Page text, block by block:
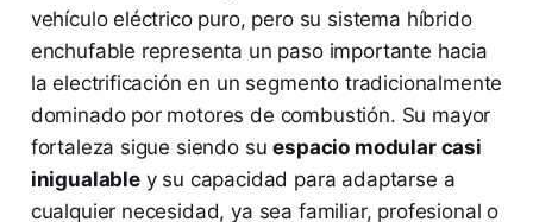
vehículo eléctrico puro, pero su sistema híbrido
enchufable representa un paso importante hacia
la electrificación en un segmento tradicionalmente
dominado por motores de combustión. Su mayor
fortaleza sigue siendo suespacio modular casi
inigualabley su capacidad para adaptarse a
cualquier necesidad, ya sea familiar, profesional o